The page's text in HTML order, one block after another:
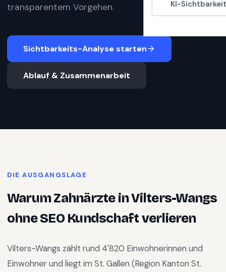
KI-
transparentem Vorgehen.
Sichtbarkeits-Analyse starten
Ablauf & Zusammenarbeit
DIE AUSGANGSLAGE
WarumZahnärzteinVilters-Wangs
ohne SEO Kundschaft verlieren
Vilters-Wangs zählt rund 4'820 Einwohnerinnen und
Einwohner und liegt im St. Gallen (Region Kanton St.